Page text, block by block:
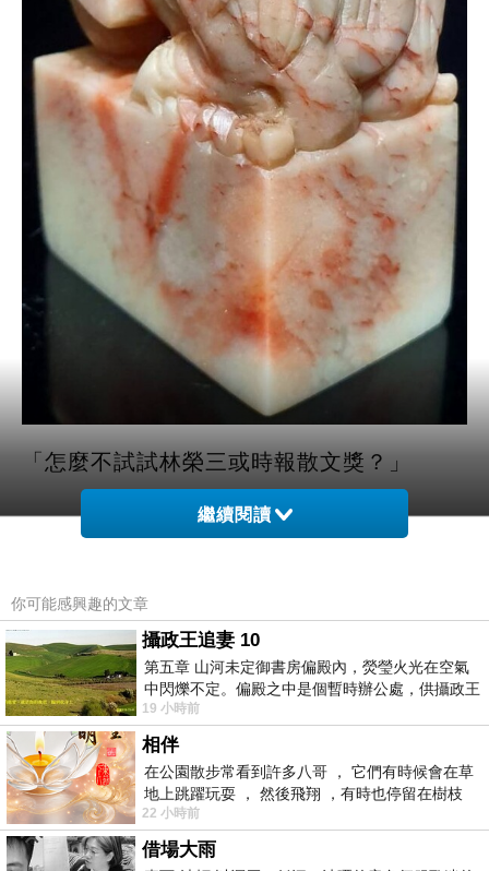
「怎麼不試試林榮三或時報散文獎？」
那年我捧著蘭陽文學獎獎牌，臉上交雜著雀
觀禮的一位評審老師私下提問，語氣彷彿在
問剛上路的單車新手：「要不要試試腳踏車
環島呢？」
我看了看手中的獎牌，想起娘家種植的「虎
尾蘭」。蘭陽文學獎在我心中是這株被稱為
適合新手的入門植栽：耐旱、耐陰，幾週沒
有澆水，葉片仍是綠底鑲著金邊。我仍會注
繼續閱讀
你可能感興趣的文章
攝政王追妻 10
第五章 山河未定御書房偏殿內，熒瑩火光在空氣
中閃爍不定。偏殿之中是個暫時辦公處，供攝政王
於皇宮內廷裡處理公務已然很多年。房內
19 小時前
相伴
在公園散步常看到許多八哥 ， 它們有時候會在草
地上跳躍玩耍 ， 然後飛翔 ，有時也停留在樹枝
上，它們身軀是咖啡色的，鳥喙是黃色
22 小時前
借場大雨